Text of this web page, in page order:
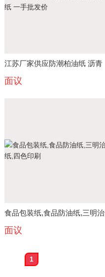
江苏厂家供应防潮柏油纸 沥青
纸 一手批发价
面议
食品包装纸,食品防油纸,三明治
纸,四色印刷
面议
1